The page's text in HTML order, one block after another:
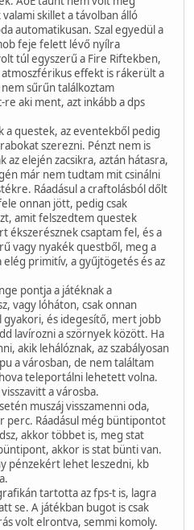
skillet a távolban álló
automatikusan. Szal egyedül a
feje felett lévő nyílra
túl egyszerű a Fire Riftekben,
effekt is rákerült a
sűrűn találkoztam
aki ment, azt inkább a dps
questek, az eventekből pedig
szerezni. Pénzt nem is
az elején zacsikra, aztán hátasra,
már nem tudtam mit csinálni
Ráadásul a craftolásból dőlt
onnan jött, pedig csak
amit felszedtem questek
ékszerésznek csaptam fel, és a
vagy nyakék questből, meg a
elég primitív, a gyűjtögetés és az
pontja a játéknak a
vagy lóháton, csak onnan
gyakori, és idegesítő, mert jobb
lavírozni a szörnyek között. Ha
akik lehálóznak, az szabályosan
a városban, de nem találtam
teleportálni lehetett volna.
a városba.
muszáj visszamenni oda,
perc. Ráadásul még büntipontot
akkor többet is, meg stat
akkor is stat bünti van.
pénzekért lehet leszedni, kb
tartotta az fps-t is, lagra
se. A játékban bugot is csak
volt elrontva, semmi komoly.